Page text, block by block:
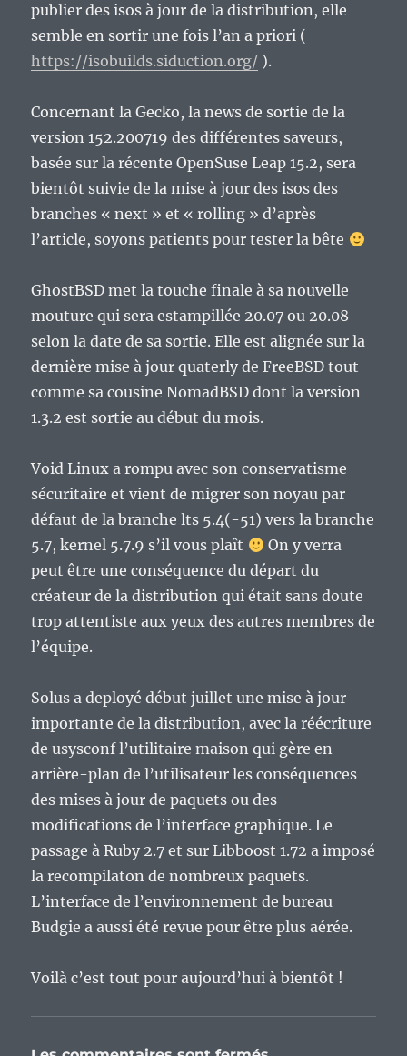
publier des isos à jour de la distribution, elle
semble en sortir une fois l’an a priori (
https://isobuilds.siduction.org/ ).
Concernant la Gecko, la news de sortie de la
version 152.200719 des différentes saveurs,
basée sur la récente OpenSuse Leap 15.2, sera
bientôt suivie de la mise à jour des isos des
branches « next » et « rolling » d’après
l’article, soyons patients pour tester la bête
GhostBSD met la touche finale à sa nouvelle
mouture qui sera estampillée 20.07 ou 20.08
selon la date de sa sortie. Elle est alignée sur la
dernière mise à jour quaterly de FreeBSD tout
comme sa cousine NomadBSD dont la version
1.3.2 est sortie au début du mois.
Void Linux a rompu avec son conservatisme
sécuritaire et vient de migrer son noyau par
défaut de la branche lts 5.4(-51) vers la branche
5.7, kernel 5.7.9 s’il vous plaît
On y verra
peut être une conséquence du départ du
créateur de la distribution qui était sans doute
trop attentiste aux yeux des autres membres de
l’équipe.
Solus a deployé début juillet une mise à jour
importante de la distribution, avec la réécriture
de usysconf l’utilitaire maison qui gère en
arrière-plan de l’utilisateur les conséquences
des mises à jour de paquets ou des
modifications de l’interface graphique. Le
passage à Ruby 2.7 et sur Libboost 1.72 a imposé
la recompilaton de nombreux paquets.
L’interface de l’environnement de bureau
Budgie a aussi été revue pour être plus aérée.
Voilà c’est tout pour aujourd’hui à bientôt !